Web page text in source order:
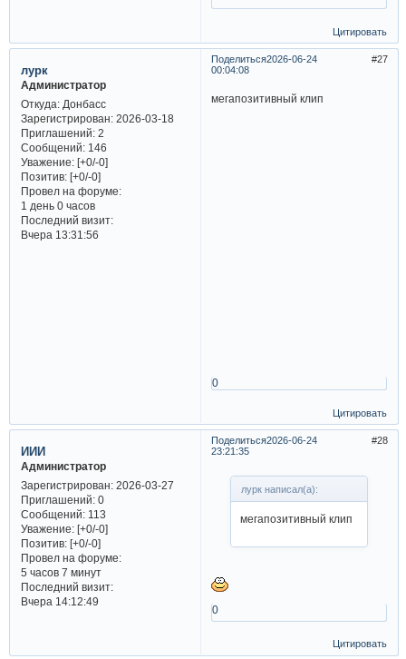
Цитировать
Поделиться 27
2026-06-24
00:04:08
лурк
Администратор
Откуда:Донбасс
Зарегистрирован: 2026-03-18
Приглашений:2
Сообщений:146
Уважение: [+0/-0]
Позитив: [+0/-0]
Провел на форуме:
1 день 0 часов
Последний визит:
Вчера 13:31:56
мегапозитивный клип
0
Цитировать
Поделиться 28
2026-06-24
23:21:35
ИИИ
Администратор
Зарегистрирован: 2026-03-27
Приглашений:0
Сообщений:113
Уважение: [+0/-0]
Позитив: [+0/-0]
Провел на форуме:
5 часов 7 минут
Последний визит:
Вчера 14:12:49
лурк написал(а):
мегапозитивный клип
0
Цитировать